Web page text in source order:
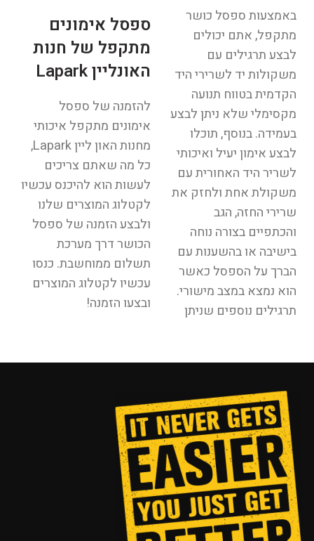
באמצעות ספסל כושר
מתקפל, אתם יכולים
לבצע תרגילים עם
משקולות יד לשרירי היד
הקדמית בטווח תנועה
מקסימלי שלא ניתן לבצע
בעמידה. בנוסף, תוכלו
לבצע אימון יעיל ואיכותי
לשריר היד האחורית עם
משקולת אחת ולחזק את
שרירי החזה, הגב
והכתפיים בצורה נוחה
בישיבה או בהשענות עם
הברך על הספסל כאשר
הוא נמצא במצב מישורי.
תרגילים נוספים שניתן
ספסל אימונים
מתקפל של חנות
האונליין Lapark
להזמנה של ספסל
אימונים מתקפל איכותי
מחנות האון ליין Lapark,
כל מה שאתם צריכים
לעשות הוא להיכנס עכשיו
לקטלוג המוצרים שלנו
ולבצע הזמנה של ספסל
הכושר דרך מערכת
תשלום ממוחשבת. כנסו
עכשיו לקטלוג המוצרים
ובצעו הזמנה!